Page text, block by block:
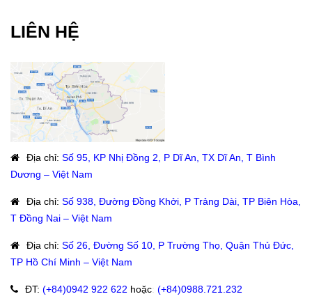
LIÊN HỆ
Địa chỉ: Số 95, KP Nhị Đồng 2, P Dĩ An, TX Dĩ An, T Bình
Dương – Việt Nam
Địa chỉ: Số 938, Đường Đồng Khởi, P Trảng Dài, TP Biên Hòa,
T Đồng Nai – Việt Nam
Địa chỉ: Số 26, Đường Số 10, P Trường Thọ, Quận Thủ Đức,
TP Hồ Chí Minh – Việt Nam
ĐT: (+84)0942 922 622 hoặc: (+84)0988.721.232